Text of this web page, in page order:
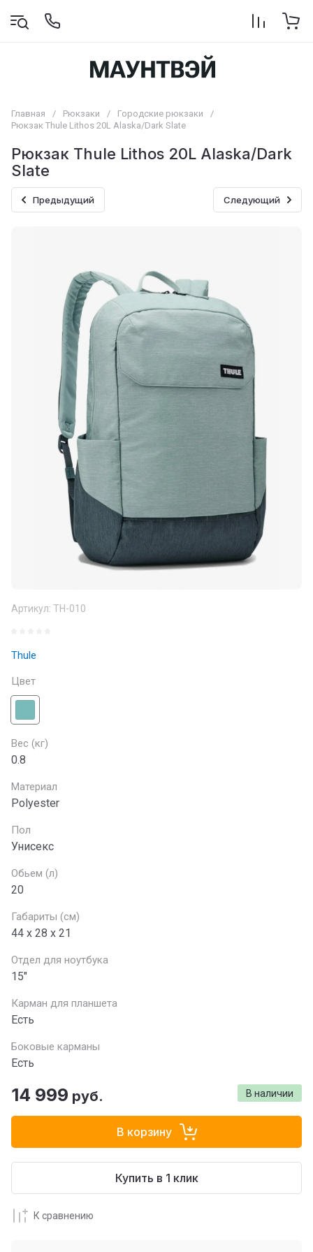
Главная / Рюкзаки / Городские рюкзаки
/
Рюкзак Thule Lithos 20L Alaska/Dark Slate
Рюкзак Thule Lithos 20L Alaska/Dark
Slate
Предыдущий Следующий
Артикул: TH-010
Thule
Цвет
Вес (кг)
0.8
Материал
Polyester
Пол
Унисекс
Обьем (л)
20
Габариты (см)
44 х 28 х 21
Отдел для ноутбука
15"
Карман для планшета
Есть
Боковые карманы
Есть
В наличии
14 999 руб.
В корзину
Купить в 1 клик
К сравнению